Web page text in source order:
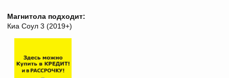
Магнитола подходит:
Киа Соул 3 (2019+)